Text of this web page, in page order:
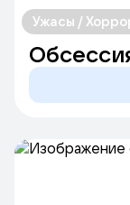
Ужасы /